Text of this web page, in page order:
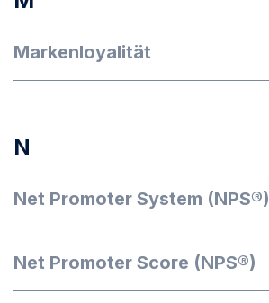
Markenloyalität
N
Net Promoter System (NPS®)
Net Promoter Score (NPS®)